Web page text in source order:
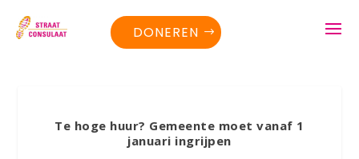
DONEREN
Te hoge huur? Gemeente moet vanaf 1
januari ingrijpen